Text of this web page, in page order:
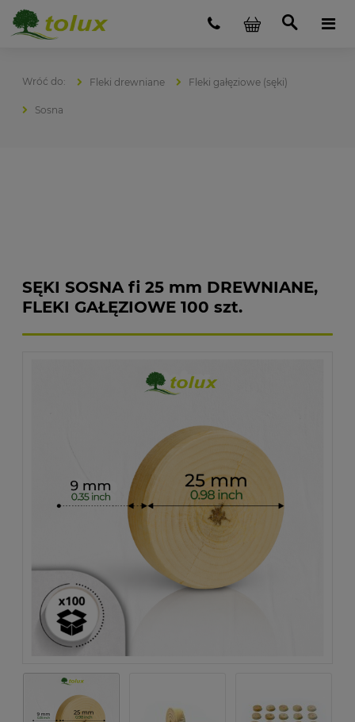
Fleki drewniane Fleki gałęziowe (sęki)
Sosna
SĘKI SOSNA fi 25 mm DREWNIANE,
FLEKI GAŁĘZIOWE 100 szt.